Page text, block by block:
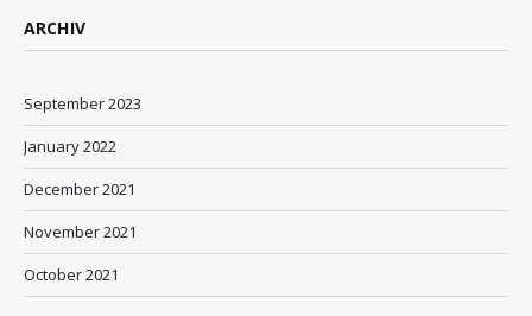
ARCHIV
September 2023
January 2022
December 2021
November 2021
October 2021